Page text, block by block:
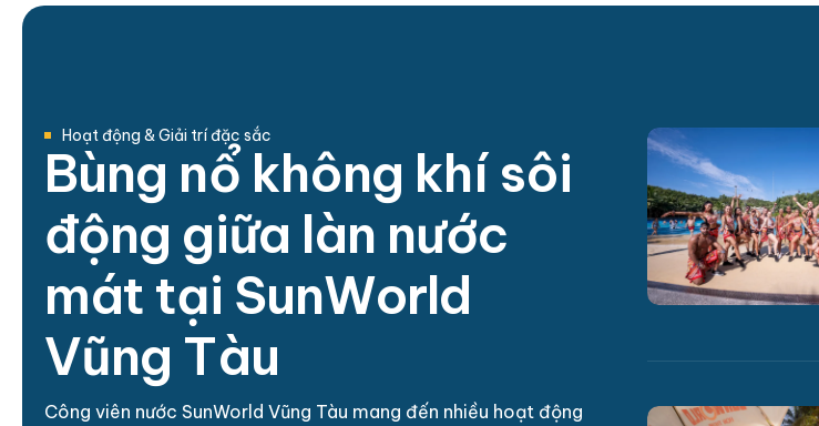
Hoạt động & Giải trí đặc sắc
Bùng nổ không khí sôi
động giữa làn nước
mát tại SunWorld
Vũng Tàu
Công viên nước SunWorld Vũng Tàu mang đến nhiều hoạt động